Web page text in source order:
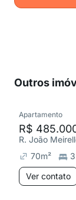
Outros
Apartamento
R$
R. João
70m² 3
Ver contato